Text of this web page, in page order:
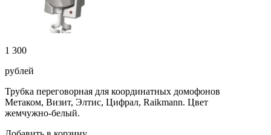
1 300
рублей
Трубка переговорная для координатных домофонов
Метаком, Визит, Элтис, Цифрал, Raikmann. Цвет
жемчужно-белый.